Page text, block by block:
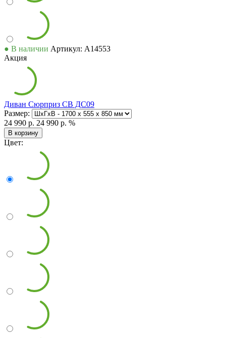
● В наличии Артикул: А14553
Акция
Диван Сюрприз СВ ДС09
Размер:
24 990 р. 24 990 р. %
В корзину
Цвет: